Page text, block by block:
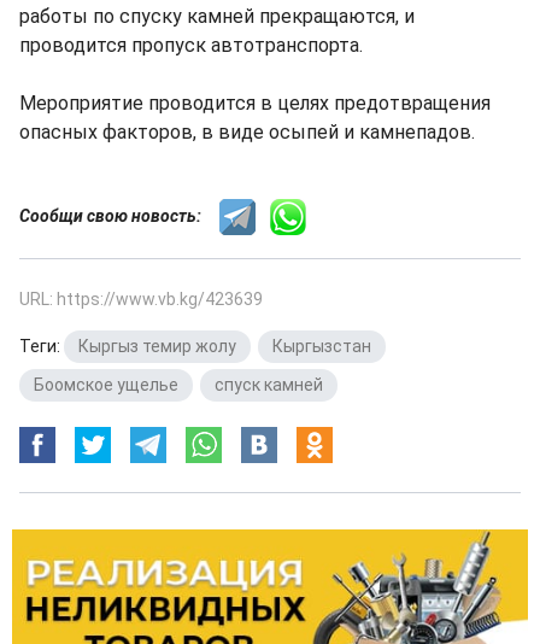
работы по спуску камней прекращаются, и
проводится пропуск автотранспорта.
Мероприятие проводится в целях предотвращения
опасных факторов, в виде осыпей и камнепадов.
Сообщи свою новость:
URL: https://www.vb.kg/423639
Теги: Кыргыз темир жолу Кыргызстан
Боомское ущелье
спуск камней